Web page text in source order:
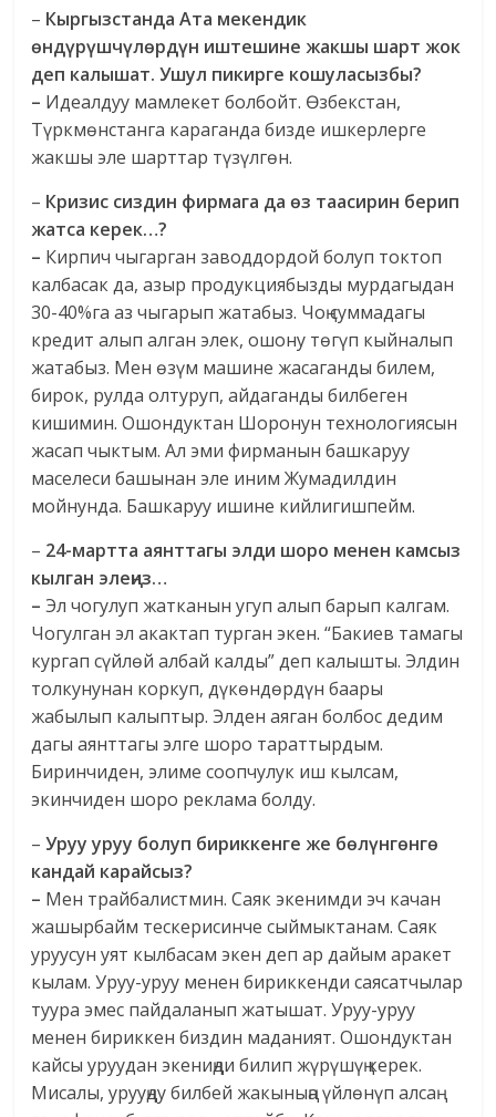
– Кыргызстанда Ата мекендик
өндүрүшчүлөрдүн иштешине жакшы шарт жок
деп калышат.Ушул пикирге кошуласызбы?
– Идеалдуу мамлекет болбойт. Өзбекстан,
Түркмөнстанга караганда бизде ишкерлерге
жакшы эле шарттар түзүлгөн.
– Кризис сиздин фирмага да өз таасирин берип
жатса керек…?
– Кирпич чыгарган заводдордой болуп токтоп
калбасак да, азыр продукциябызды мурдагыдан
30-40%га аз чыгарып жатабыз. Чоң суммадагы
кредит алып алган элек, ошону төгүп кыйналып
жатабыз. Мен өзүм машине жасаганды билем,
бирок, рулда олтуруп, айдаганды билбеген
кишимин. Ошондуктан Шоронун технологиясын
жасап чыктым. Ал эми фирманын башкаруу
маселеси башынан эле иним Жумадилдин
мойнунда. Башкаруу ишине кийлигишпейм.
– 24-мартта аянттагы элди шоро менен камсыз
кылган элеңиз…
–Эл чогулуп жатканын угуп алып барып калгам.
Чогулган эл акактап турган экен. “Бакиев тамагы
кургап сүйлөй албай калды” деп калышты. Элдин
толкунунан коркуп, дүкөндөрдүн баары
жабылып калыптыр. Элден аяган болбос дедим
дагы аянттагы элге шоро тараттырдым.
Биринчиден, элиме соопчулук иш кылсам,
экинчиден шоро реклама болду.
–Уруу уруу болуп бириккенге же бөлүнгөнгө
кандай карайсыз?
– Мен трайбалистмин. Саяк экенимди эч качан
жашырбайм тескерисинче сыймыктанам. Саяк
уруусун уят кылбасам экен деп ар дайым аракет
кылам. Уруу-уруу менен бириккенди саясатчылар
туура эмес пайдаланып жатышат. Уруу-уруу
менен бириккен биздин маданият. Ошондуктан
кайсы уруудан экениңди билип жүрүшүң керек.
Мисалы, урууңду билбей жакыныңа үйлөнүп алсаң